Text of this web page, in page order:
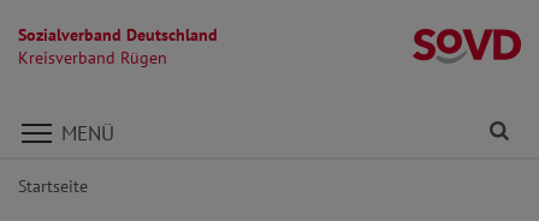
Sozialverband Deutschland
Kreisverband Rügen
Direkt zu den Inhalten springen
MENÜ
Startseite